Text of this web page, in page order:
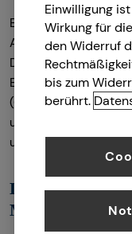
Berufsbezeichnung:
Abs. 1 Satz 1 Nr. 1
Deutschland
Berufsrechtliche
(GewO),
und -beratung
unter
Das Impressum
Media Profile
Einwilligung
Wirkung für
den Widerruf
bis zum
berührt.